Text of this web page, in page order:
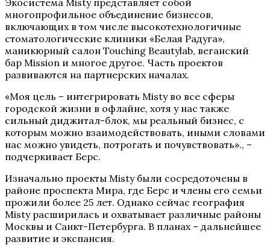
Экосистема Misty представляет собой
многопрофильное объединение бизнесов,
включающих в том числе высокотехнологичные
стоматологические клиники «Белая Радуга»,
маникюрный салон Touching Beautylab, веганский
бар Mission и многое другое. Часть проектов
развиваются на партнерских началах.
«Моя цель – интегрировать Misty во все сферы
городской жизни в офлайне, хотя у нас также
сильный диджитал-блок, мы реальный бизнес, с
которым можно взаимодействовать, иными словами
нас можно увидеть, потрогать и почувствовать»., –
подчеркивает Берс.
Изначально проекты Misty были сосредоточены в
районе проспекта Мира, где Берс и члены его семьи
прожили более 25 лет. Однако сейчас география
Misty расширилась и охватывает различные районы
Москвы и Санкт-Петербурга. В планах – дальнейшее
развитие и экспансия.